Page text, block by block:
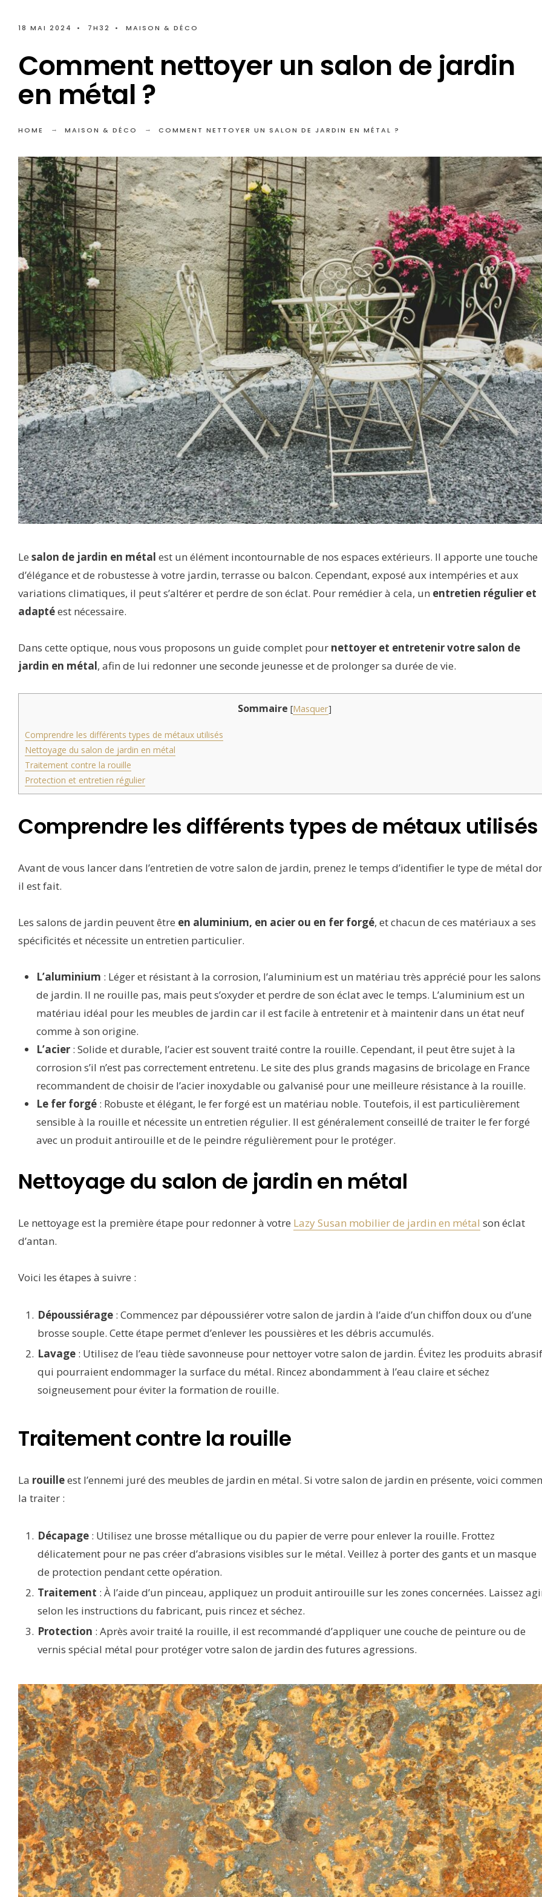
18 MAI 2024 • 7H32 • MAISON & DÉCO
Comment nettoyer un salon de jardin
en métal ?
HOME MAISON & DÉCO COMMENT NETTOYER UN SALON DE JARDIN EN MÉTAL ?
Le salon de jardin en métal est un élément incontournable de nos espaces extérieurs. Il apporte une touche
d’élégance et de robustesse à votre jardin, terrasse ou balcon. Cependant, exposé aux intempéries et aux
variations climatiques, il peut s’altérer et perdre de son éclat. Pour remédier à cela, un entretien régulier et
adaptéest nécessaire.
Dans cette optique, nous vous proposons un guide complet pour nettoyer et entretenir votre salon de
jardin en métal, afin de lui redonner une seconde jeunesse et de prolonger sa durée de vie.
Sommaire [Masquer]
Comprendre les différents types de métaux utilisés
Nettoyage du salon de jardin en métal
Traitement contre la rouille
Protection et entretien régulier
Comprendre les différents types de métaux utilisés
Avant de vous lancer dans l’entretien de votre salon de jardin, prenez le temps d’identifier le type de métal
il est fait.
Les salons de jardin peuvent être en aluminium, en acier ou en fer forgé, et chacun de ces matériaux a ses
spécificités et nécessite un entretien particulier.
L’aluminium : Léger et résistant à la corrosion, l’aluminium est un matériau très apprécié pour les salons
de jardin. Il ne rouille pas, mais peut s’oxyder et perdre de son éclat avec le temps. L’aluminium est un
matériau idéal pour les meubles de jardin car il est facile à entretenir et à maintenir dans un état neuf
comme à son origine.
L’acier : Solide et durable, l’acier est souvent traité contre la rouille. Cependant, il peut être sujet à la
corrosion s’il n’est pas correctement entretenu. Le site des plus grands magasins de bricolage en France
recommandent de choisir de l’acier inoxydable ou galvanisé pour une meilleure résistance à la rouille.
Le fer forgé : Robuste et élégant, le fer forgé est un matériau noble. Toutefois, il est particulièrement
sensible à la rouille et nécessite un entretien régulier. Il est généralement conseillé de traiter le fer forgé
avec un produit antirouille et de le peindre régulièrement pour le protéger.
Nettoyage du salon de jardin en métal
Le nettoyage est la première étape pour redonner à votre Lazy Susan mobilier de jardin en métal son éclat
d’antan.
Voici les étapes à suivre :
Dépoussiérage : Commencez par dépoussiérer votre salon de jardin à l’aide d’un chiffon doux ou d’une
brosse souple. Cette étape permet d’enlever les poussières et les débris accumulés.
Lavage : Utilisez de l’eau tiède savonneuse pour nettoyer votre salon de jardin. Évitez les produits
qui pourraient endommager la surface du métal. Rincez abondamment à l’eau claire et séchez
soigneusement pour éviter la formation de rouille.
Traitement contre la rouille
La rouilleest l’ennemi juré des meubles de jardin en métal. Si votre salon de jardin en présente, voici
la traiter :
Décapage : Utilisez une brosse métallique ou du papier de verre pour enlever la rouille. Frottez
délicatement pour ne pas créer d’abrasions visibles sur le métal. Veillez à porter des gants et un masque
de protection pendant cette opération.
Traitement : À l’aide d’un pinceau, appliquez un produit antirouille sur les zones concernées. Laissez
selon les instructions du fabricant, puis rincez et séchez.
Protection : Après avoir traité la rouille, il est recommandé d’appliquer une couche de peinture ou de
vernis spécial métal pour protéger votre salon de jardin des futures agressions.